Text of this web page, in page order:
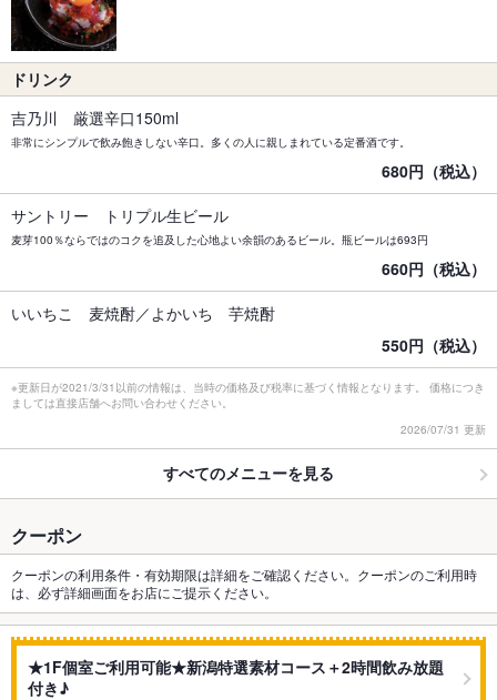
ドリンク
吉乃川 厳選辛口150ml
非常にシンプルで飲み飽きしない辛口。多くの人に親しまれている定番酒です。
680円（税込）
サントリー トリプル生ビール
麦芽100％ならではのコクを追及した心地よい余韻のあるビール。瓶ビールは693円
660円（税込）
いいちこ 麦焼酎／よかいち 芋焼酎
550円（税込）
※更新日が2021/3/31以前の情報は、当時の価格及び税率に基づく情報となります。 価格につき
ましては直接店舗へお問い合わせください。
2026/07/31 更新
すべてのメニューを見る
クーポン
クーポンの利用条件・有効期限は詳細をご確認ください。クーポンのご利用時
は、必ず詳細画面をお店にご提示ください。
★1F個室ご利用可能★新潟特選素材コース＋2時間飲み放題
付き♪